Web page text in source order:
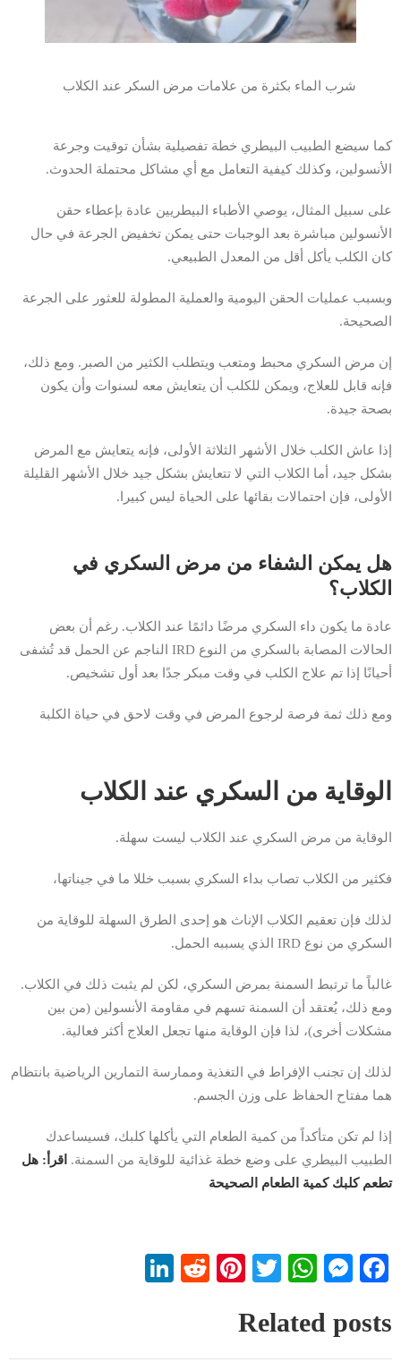
شرب الماء بكثرة من علامات مرض السكر عند الكلاب
كما سيضع الطبيب البيطري خطة تفصيلية بشأن توقيت وجرعة
الأنسولين، وكذلك كيفية التعامل مع أي مشاكل محتملة الحدوث.
على سبيل المثال، يوصي الأطباء البيطريين عادة بإعطاء حقن
الأنسولين مباشرة بعد الوجبات حتى يمكن تخفيض الجرعة في حال
كان الكلب يأكل أقل من المعدل الطبيعي.
وبسبب عمليات الحقن اليومية والعملية المطولة للعثور على الجرعة
الصحيحة.
إن مرض السكري محبط ومتعب ويتطلب الكثير من الصبر. ومع ذلك،
فإنه قابل للعلاج، ويمكن للكلب أن يتعايش معه لسنوات وأن يكون
بصحة جيدة.
إذا عاش الكلب خلال الأشهر الثلاثة الأولى، فإنه يتعايش مع المرض
بشكل جيد، أما الكلاب التي لا تتعايش بشكل جيد خلال الأشهر القليلة
الأولى، فإن احتمالات بقائها على الحياة ليس كبيرا.
هل يمكن الشفاء من مرض السكري في
الكلاب؟
عادة ما يكون داء السكري مرضًا دائمًا عند الكلاب. رغم أن بعض
الحالات المصابة بالسكري من النوع IRD الناجم عن الحمل قد تُشفى
أحيانًا إذا تم علاج الكلب في وقت مبكر جدًا بعد أول تشخيص.
ومع ذلك ثمة فرصة لرجوع المرض في وقت لاحق في حياة الكلبة
الوقاية من السكري عند الكلاب
الوقاية من مرض السكري عند الكلاب ليست سهلة.
فكثير من الكلاب تصاب بداء السكري بسبب خللا ما في جيناتها،
لذلك فإن تعقيم الكلاب الإناث هو إحدى الطرق السهلة للوقاية من
السكري من نوع IRD الذي يسببه الحمل.
غالباً ما ترتبط السمنة بمرض السكري، لكن لم يثبت ذلك في الكلاب.
ومع ذلك، يُعتقد أن السمنة تسهم في مقاومة الأنسولين (من بين
مشكلات أخرى)، لذا فإن الوقاية منها تجعل العلاج أكثر فعالية.
لذلك إن تجنب الإفراط في التغذية وممارسة التمارين الرياضية بانتظام
هما مفتاح الحفاظ على وزن الجسم.
إذا لم تكن متأكداً من كمية الطعام التي يأكلها كلبك، فسيساعدك
الطبيب البيطري على وضع خطة غذائية للوقاية من السمنة. اقرأ: هل
تطعم كلبك كمية الطعام الصحيحة
Facebook
Messenger
WhatsApp
Twitter
Pinterest
Reddit
Related posts